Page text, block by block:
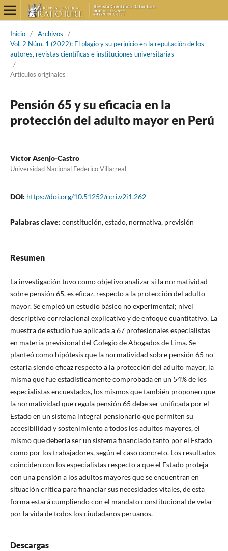
Inicio / Archivos
/
Vol. 2 Núm. 1 (2022): El plagio y su perjuicio en la reputación de los
autores, revistas científicas e instituciones universitarias
/
Artículos originales
Pensión 65 y su eficacia en la
protección del adulto mayor en Perú
Víctor Asenjo-Castro
Universidad Nacional Federico Villarreal
DOI: https://doi.org/10.51252/rcri.v2i1.262
Palabras clave: constitución, estado, normativa, previsión
Resumen
La investigación tuvo como objetivo analizar si la normatividad
sobre pensión 65, es eficaz, respecto a la protección del adulto
mayor. Se empleó un estudio básico no experimental; nivel
descriptivo correlacional explicativo y de enfoque cuantitativo. La
muestra de estudio fue aplicada a 67 profesionales especialistas
en materia previsional del Colegio de Abogados de Lima. Se
planteó como hipótesis que la normatividad sobre pensión 65 no
estaría siendo eficaz respecto a la protección del adulto mayor, la
misma que fue estadísticamente comprobada en un 54% de los
especialistas encuestados, los mismos que también proponen que
la normatividad que regula pensión 65 debe ser unificada por el
Estado en un sistema integral pensionario que permiten su
accesibilidad y sostenimiento a todos los adultos mayores, el
mismo que debería ser un sistema financiado tanto por el Estado
como por los trabajadores, según el caso concreto. Los resultados
coinciden con los especialistas respecto a que el Estado proteja
con una pensión a los adultos mayores que se encuentran en
situación crítica para financiar sus necesidades vitales, de esta
forma estará cumpliendo con el mandato constitucional de velar
por la vida de todos los ciudadanos peruanos.
Descargas